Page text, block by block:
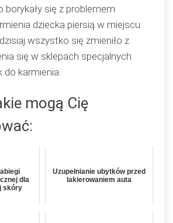
borykały się z problemem
dziecka piersią w miejscu
wszystko się zmieniło z
się w sklepach specjalnych
do karmienia.
mogą Cię
dla
skóry
Uzupełnianie ubytków przed
lakierowaniem auta